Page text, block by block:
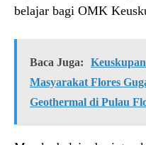
belajar bagi OMK
Baca Juga:
Masyarakat Flores
Geothermal di Pulau